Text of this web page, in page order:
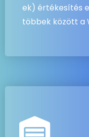
ek) értékesítés
többek között a